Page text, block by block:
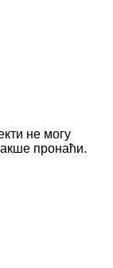
не могу
пронаћи.